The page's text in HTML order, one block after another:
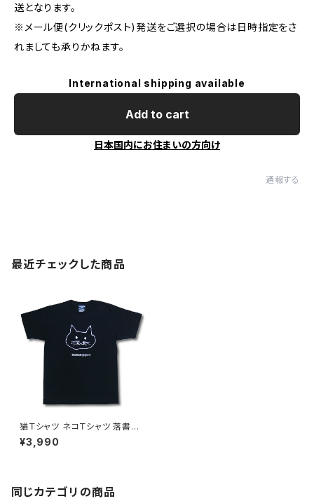
送となります。
※メール便(クリックポスト)発送をご選択の場合は日時指定をさ
れましても承りかねます。
International shipping available
Add to cart
日本国内にお住まいの方向け
通報する
最近チェックした商品
猫Ｔシャツ ネコＴシャツ 落書き
動物 メンズ レディース 黒 ロッ
クTシャツ バンドTシャツ AT-6
¥3,990
同じカテゴリの商品